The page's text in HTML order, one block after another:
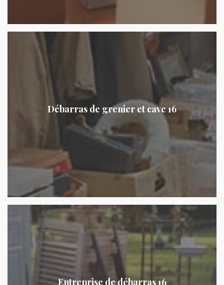
Débarras de grenier et cave 16
Entreprise de débarras 16